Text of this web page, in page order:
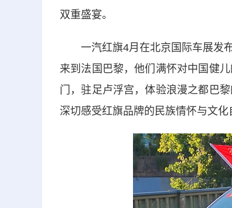
双重盛宴。
一汽红旗4月在北京国际车展发布
来到法国巴黎，他们满怀对中国健
门，驻足卢浮宫，体验浪漫之都巴
深切感受红旗品牌的民族情怀与文化